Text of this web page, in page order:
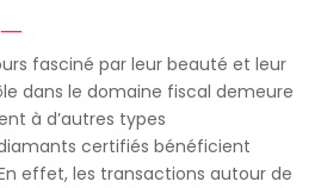
fasciné par leur beauté et leur
dans le domaine fiscal demeure
à d’autres types
certifiés bénéficient
effet, les transactions autour de